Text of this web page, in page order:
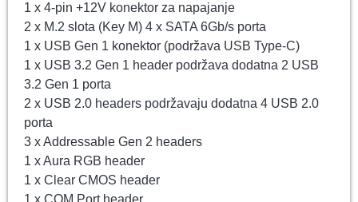
1 x 4-pin +12V konektor za napajanje
2 x M.2 slota (Key M) 4 x SATA 6Gb/s porta
1 x USB Gen 1 konektor (podržava USB Type-C)
1 x USB 3.2 Gen 1 header podržava dodatna 2 USB
3.2 Gen 1 porta
2 x USB 2.0 headers podržavaju dodatna 4 USB 2.0
porta
3 x Addressable Gen 2 headers
1 x Aura RGB header
1 x Clear CMOS header
1 x COM Port header